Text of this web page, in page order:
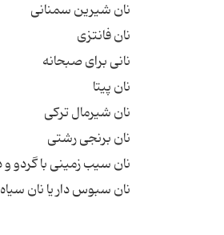
نان سبوس دار یا نان سیاه